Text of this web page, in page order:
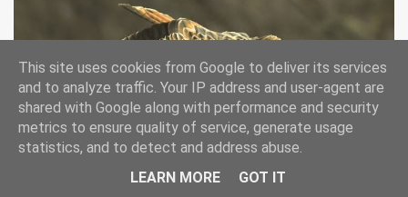
Milan royal
This site uses cookies from Google to deliver its services
and to analyze traffic. Your IP address and user-agent are
shared with Google along with performance and security
metrics to ensure quality of service, generate usage
statistics, and to detect and address abuse.
LEARN MORE
GOT IT